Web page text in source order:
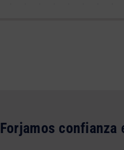
Forjamos confianza